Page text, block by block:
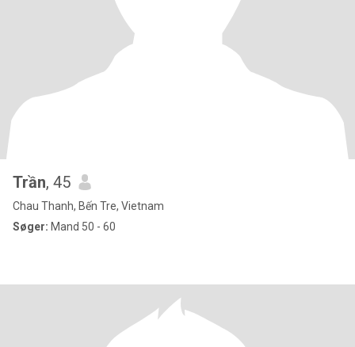
Trần, 45
Chau Thanh, Bến Tre, Vietnam
Søger: Mand 50 - 60